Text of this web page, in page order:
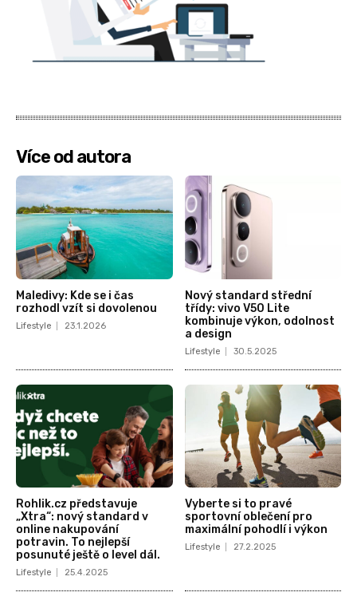
Více od autora
Maledivy: Kde se i čas
rozhodl vzít si dovolenou
Lifestyle 23.1.2026
Nový standard střední
třídy: vivo V50 Lite
kombinuje výkon, odolnost
a design
Lifestyle 30.5.2025
Rohlik.cz představuje
„Xtra“: nový standard v
online nakupování
potravin. To nejlepší
posunuté ještě o level dál.
Lifestyle 25.4.2025
Vyberte si to pravé
sportovní oblečení pro
maximální pohodlí i výkon
Lifestyle 27.2.2025